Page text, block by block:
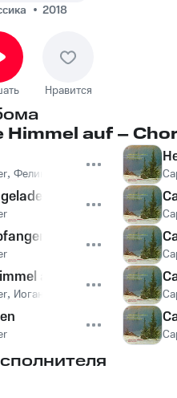
2018
Нравится
Himmel auf –
, Феликс Мендельсон
auf
, Иоганнес Брамс